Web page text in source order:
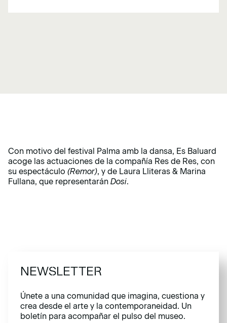
Con motivo del festival Palma amb la dansa, Es Baluard
acoge las actuaciones de la compañía Res de Res, con
su espectáculo (Remor), y de Laura Lliteras & Marina
Fullana, que representarán Dosi.
NEWSLETTER
Únete a una comunidad que imagina, cuestiona y
crea desde el arte y la contemporaneidad. Un
boletín para acompañar el pulso del museo.